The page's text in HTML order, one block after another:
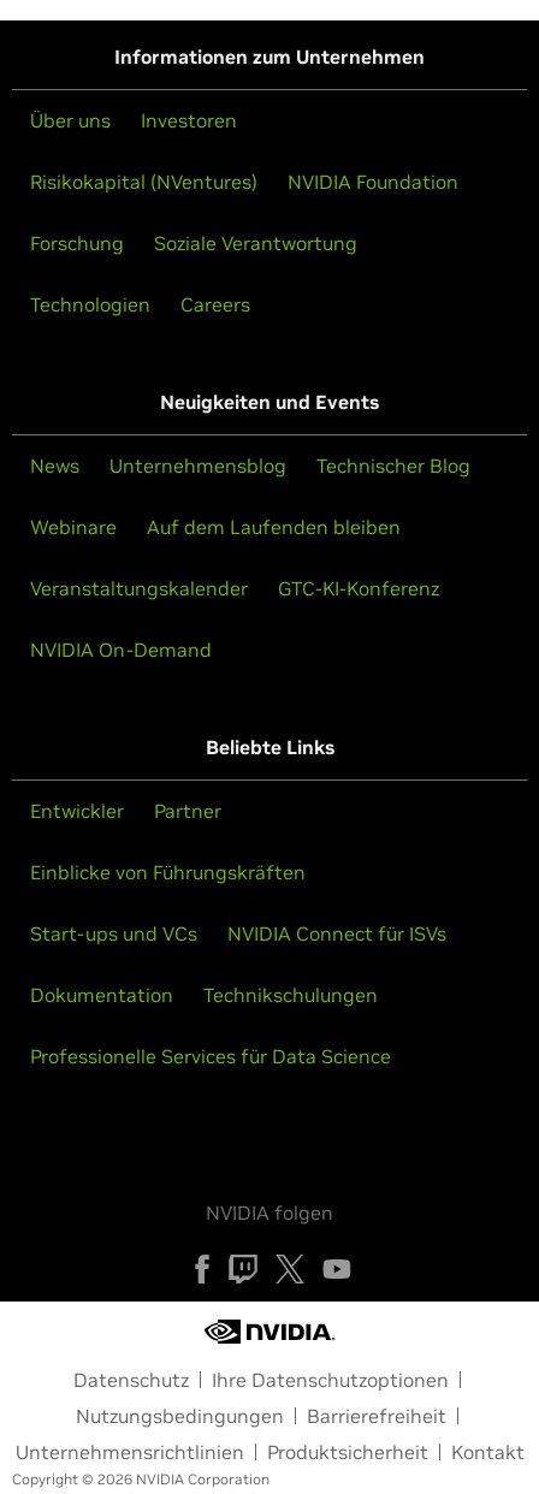
Informationen zum Unternehmen
Über uns Investoren
Risikokapital (NVentures) NVIDIA Foundation
Forschung Soziale Verantwortung
Technologien Careers
Neuigkeiten und Events
News Unternehmensblog Technischer Blog
Webinare Auf dem Laufenden bleiben
Veranstaltungskalender GTC-KI-Konferenz
NVIDIA On-Demand
Beliebte Links
Entwickler Partner
Einblicke von Führungskräften
Start-ups und VCs NVIDIA Connect für ISVs
Dokumentation Technikschulungen
Professionelle Services für Data Science
NVIDIA folgen
Datenschutz
Ihre Datenschutzoptionen
Nutzungsbedingungen
Barrierefreiheit
Unternehmensrichtlinien
Produktsicherheit Kontakt
Copyright © 2026 NVIDIA Corporation